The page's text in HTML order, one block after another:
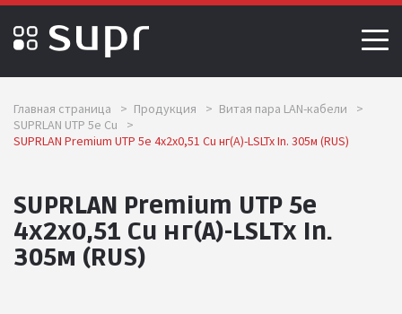
Главная страница > Продукция > Витая пара LAN-кабели
>
SUPRLAN UTP 5e Cu
>
SUPRLAN Premium UTP 5e 4x2x0,51 Cu нг(А)-LSLTx In. 305м (RUS)
SUPRLAN Premium UTP 5e
4x2x0,51 Cu нг(А)-LSLTx In.
305м (RUS)